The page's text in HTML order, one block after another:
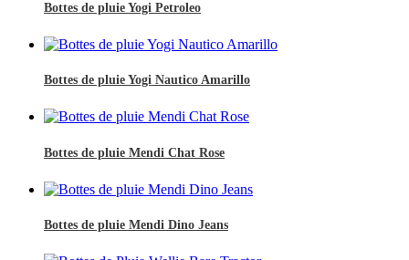
Bottes de pluie Yogi Petroleo
Bottes de pluie Yogi Nautico Amarillo
Bottes de pluie Mendi Chat Rose
Bottes de pluie Mendi Dino Jeans